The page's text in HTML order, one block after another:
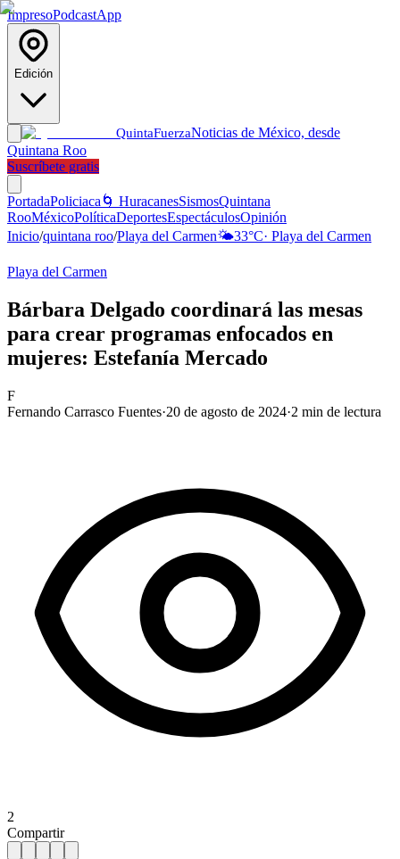
ImpresoPodcastApp
Edición
QuintaFuerzaNoticias de México, desde
Quintana Roo
Suscríbete gratis
PortadaPoliciaca 🌀 HuracanesSismosQuintana
RooMéxicoPolíticaDeportesEspectáculosOpinión
Inicio/quintana roo/Playa del Carmen🌤️33°C· Playa del Carmen
Playa del Carmen
Bárbara Delgado coordinará las mesas
para crear programas enfocados en
mujeres: Estefanía Mercado
F
Fernando Carrasco Fuentes·20 de agosto de 2024·2 min de lectura
2
Compartir